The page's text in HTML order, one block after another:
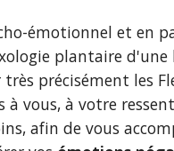
émotionnel et en
plantaire d'une
précisément les
à vous, à votre
afin de vous